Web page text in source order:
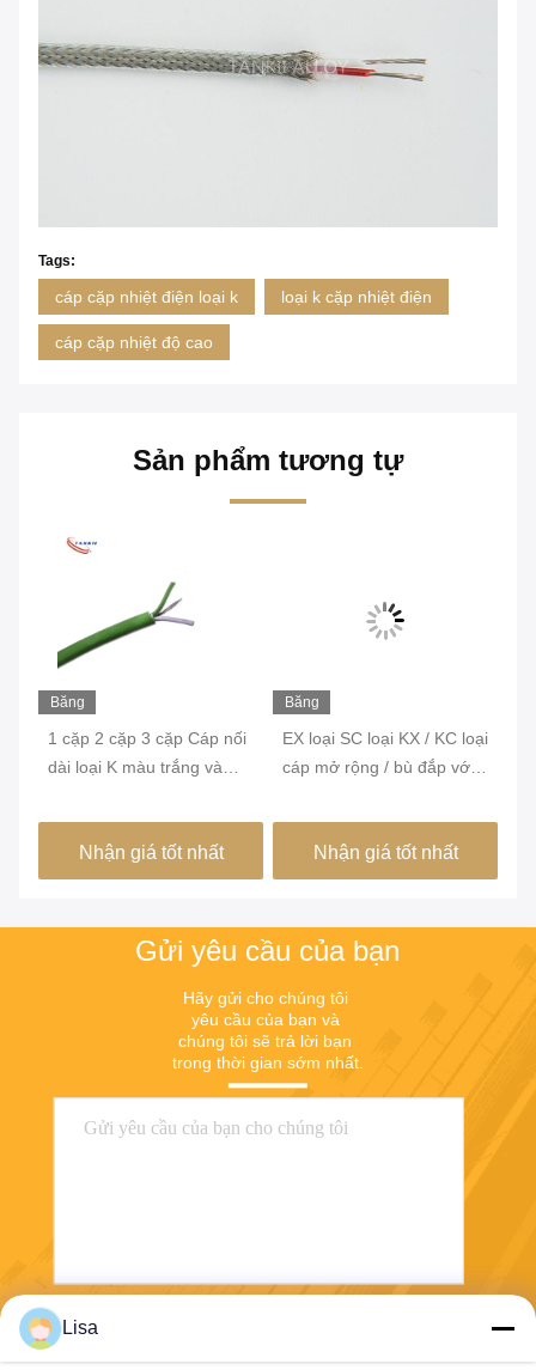
Tags:
cáp cặp nhiệt điện loại k loại k cặp nhiệt điện
cáp cặp nhiệt độ cao
Sản phẩm tương tự
Băng
1 cặp 2 cặp 3 cặp Cáp nối
dài loại K màu trắng và
1 dùng cho nhà máy nhiệt
Nhận giá tốt nhất
Băng
EX loại SC loại KX / KC loại
cáp mở rộng / bù đắp với
Nhận giá tốt nhất
Gửi yêu cầu của bạn
Hãy gửi cho chúng tôi
yêu cầu của bạn và
chúng tôi sẽ trả lời bạn
trong thời gian sớm nhất.
Lisa